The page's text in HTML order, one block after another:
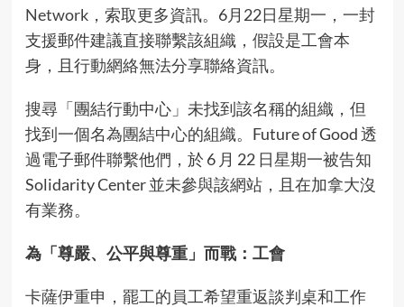
Network，索取更多資訊。6月22日星期一，一封
支援郵件建議直接聯繫該組織，假設是工會本
身，且行動網絡無法分享聯絡資訊。
搜尋「團結行動中心」未找到該名稱的組織，但
找到一個名為團結中心的組織。Future of Good 透
過電子郵件聯繫他們，於 6 月 22 日星期一被告知
Solidarity Center 並未參與該網站，且在加拿大沒
有業務。
為「尊嚴、公平與尊重」而戰：工會
卡薩伊重申，罷工的員工希望重返談判桌和工作